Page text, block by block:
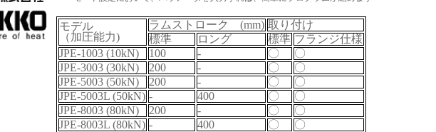
モデル
（加圧能力)
ラムストローク (mm) 取り付け
標準
ロング 標準 フランジ仕様
JPE-1003 (10kN)
100 - 〇
〇
JPE-3003 (30kN)
200 - 〇
〇
JPE-5003 (50kN)
200 - 〇
〇
JPE-5003L (50kN) - 400 〇
〇
JPE-8003 (80kN)
200 - 〇
〇
JPE-8003L (80kN) - 400 〇 〇